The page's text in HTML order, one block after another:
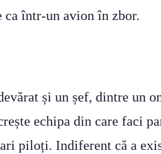
ca într-un avion în zbor.
și un șef, dintre un
echipa din care faci
piloți. Indiferent că a